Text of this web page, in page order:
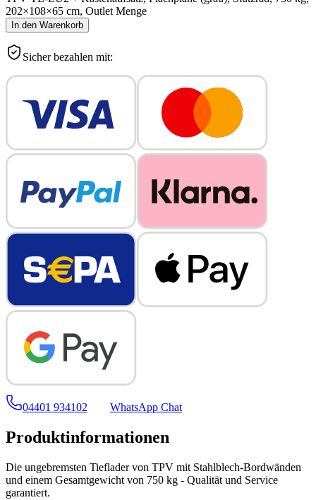
202×108×65 cm, Outlet Menge
In den Warenkorb
Sicher bezahlen mit:
04401 934102 WhatsApp Chat
Produktinformationen
Die ungebremsten Tieflader von TPV mit Stahlblech-Bordwänden
und einem Gesamtgewicht von 750 kg - Qualität und Service
garantiert.